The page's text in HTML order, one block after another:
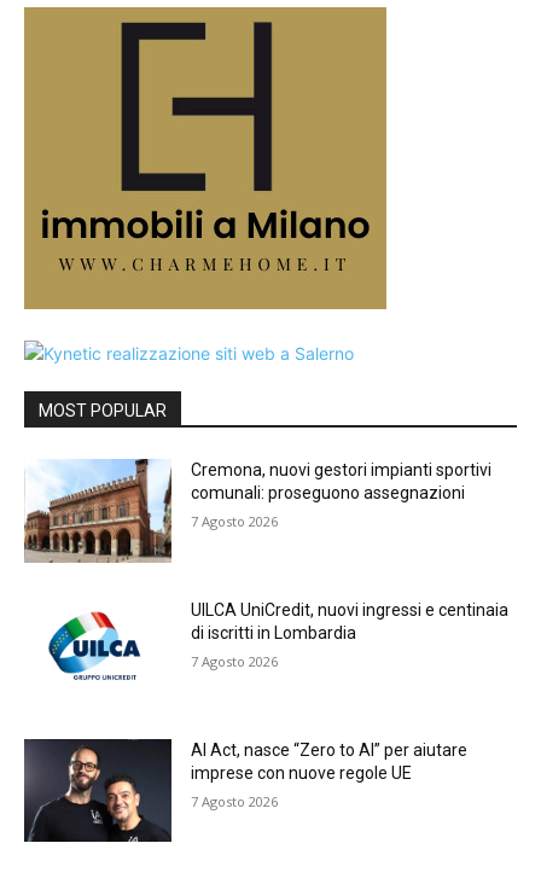
MOST POPULAR
Cremona, nuovi gestori impianti sportivi
comunali: proseguono assegnazioni
7 Agosto 2026
UILCA UniCredit, nuovi ingressi e centinaia
di iscritti in Lombardia
7 Agosto 2026
AI Act, nasce “Zero to AI” per aiutare
imprese con nuove regole UE
7 Agosto 2026